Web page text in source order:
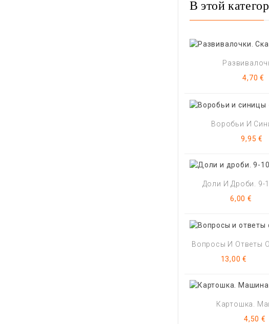
В этой
Цена
4,70 €
Воробьи И
Цена
9,95 €
Доли И Дроби. 9-
Цена
6,00 €
Вопросы И Ответы
Цена
13,00 €
Картошка.
Цена
4,50 €